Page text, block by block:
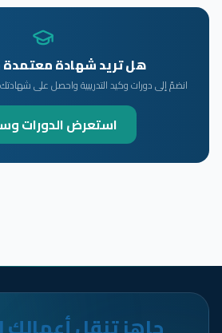
هل تريد شهادة
انضمّ إلى دورات وكيد التدريبية واحصل على
استعرض الدورات